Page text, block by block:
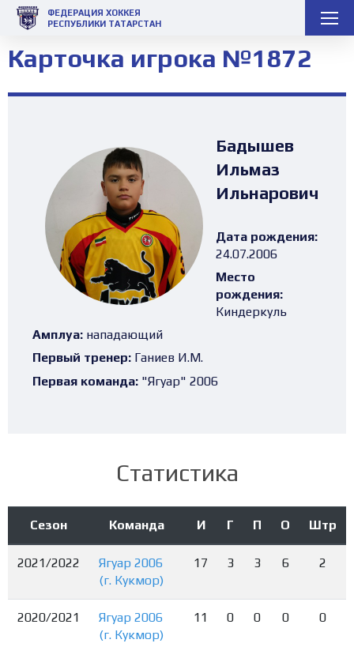
ФЕДЕРАЦИЯ ХОККЕЯ
РЕСПУБЛИКИ ТАТАРСТАН
Карточка игрока №1872
Бадышев
Ильмаз
Ильнарович
Дата рождения:
24.07.2006
Место
рождения:
Киндеркуль
Амплуа: нападающий
Первый тренер: Ганиев И.М.
Первая команда: "Ягуар" 2006
Статистика
Сезон Команда И Г П О Штр
2021/2022
Ягуар 2006
(г. Кукмор)
17 3 3 6 2
2020/2021
Ягуар 2006
(г. Кукмор)
11 0 0 0 0